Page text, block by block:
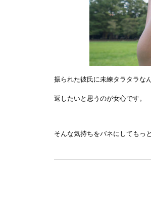
振られた彼氏に未練タラタラな
返したいと思うのが女心です。
そんな気持ちをバネにしてもっ